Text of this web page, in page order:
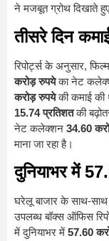
ने मजबूत ग्रोथ दिखाते
तीसरे दिन
रिपोर्ट्स के अनुसार,
करोड़ रुपयेका नेट
करोड़ रुपयेकी कमाई की
15.74 प्रतिशतकी
नेट कलेक्शन 34.60
माना जा रहा है।
दुनियाभर में
घरेलू बाजार के साथ-साथ
उपलब्ध बॉक्स ऑफिस
में दुनियाभर में 57.60